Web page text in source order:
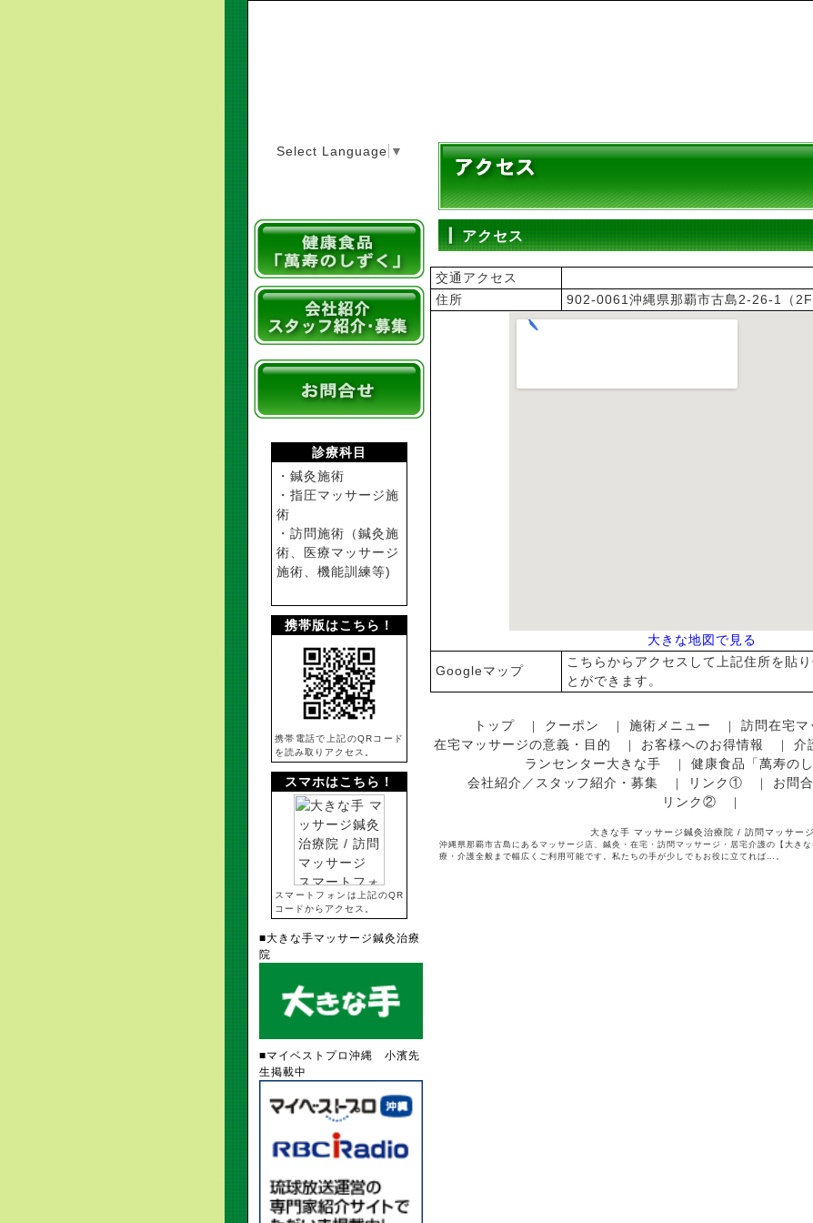
Select Language ▼
診療科目
・鍼灸施術
・指圧マッサージ施
術
・訪問施術（鍼灸施
術、医療マッサージ
施術、機能訓練等)
携帯版はこちら！
携帯電話で上記のQRコード
を読み取りアクセス。
スマホはこちら！
スマートフォンは上記のQR
コードからアクセス。
■大きな手マッサージ鍼灸治療
院
■マイベストプロ沖縄 小濱先
生掲載中
アクセス
交通アクセス
住所
902-0061沖縄県那覇市古島2-26-1（
大きな地図で見る
Googleマップ
こちらからアクセスして上記住所を貼
とができます。
トップ ｜ クーポン ｜ 施術メニュー ｜ 訪問在宅マ
在宅マッサージの意義・目的 ｜ お客様へのお得情報 ｜ 介
ランセンター大きな手 ｜ 健康食品「萬寿のし
会社紹介／スタッフ紹介・募集 ｜ リンク① ｜ お問
リンク② ｜
大きな手 マッサージ鍼灸治療院 / 訪問マッサージ
沖縄県那覇市古島にあるマッサージ店、鍼灸・在宅・訪問マッサージ・居宅介護の【大き
療・介護全般まで幅広くご利用可能です。私たちの手が少しでもお役に立てれば…。